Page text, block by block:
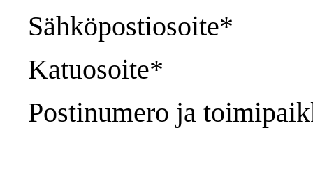
Sähköpostiosoite*
Katuosoite*
Postinumero ja